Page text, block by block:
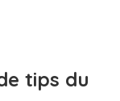
tips du